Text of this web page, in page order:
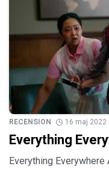
RECENSION 16 maj 2022
Everything
Everything